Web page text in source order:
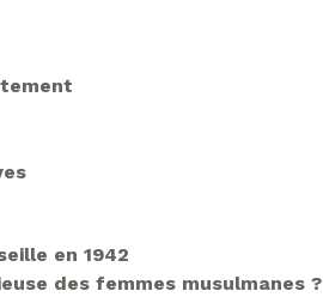
en 1942
des femmes musulmanes ?